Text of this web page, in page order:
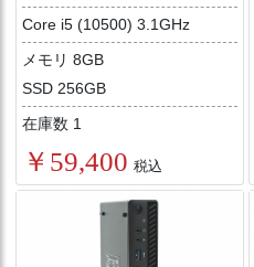
Core i5 (10500) 3.1GHz
メモリ 8GB
SSD 256GB
在庫数 1
￥59,400 税込